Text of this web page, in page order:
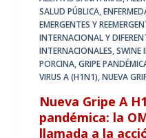
SALUD PÚBLICA,
EMERGENTES Y
INTERNACIONAL Y
INTERNACIONALES,SWINE
PORCINA, GRIPE
VIRUS A (H1N1), NUEVA
Nueva Gripe A
pandémica: la
llamada a la